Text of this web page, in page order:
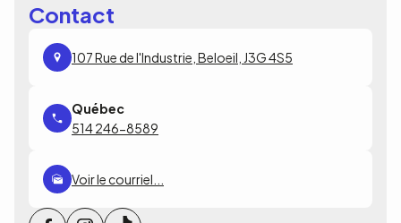
Contact
107 Rue de l'Industrie, Beloeil, J3G 4S5
514 246-8589
Voir le courriel...